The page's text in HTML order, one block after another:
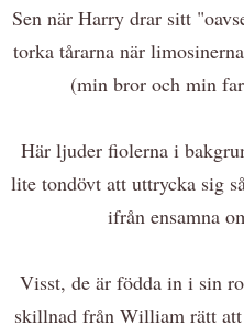
Sen när Harry drar sitt
torka tårarna när
(min bror och min
Här ljuder fiolerna i
lite tondövt att uttrycka sig
ifrån ensamna
Visst, de är födda in i sin
skillnad från William rätt